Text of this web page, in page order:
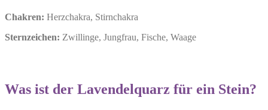
Chakren: Herzchakra, Stirnchakra
Sternzeichen: Zwillinge, Jungfrau, Fische, Waage
Was ist der Lavendelquarz für ein Stein?